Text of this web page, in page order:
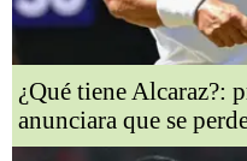
¿Qué tiene Alcaraz?:
anunciara que se